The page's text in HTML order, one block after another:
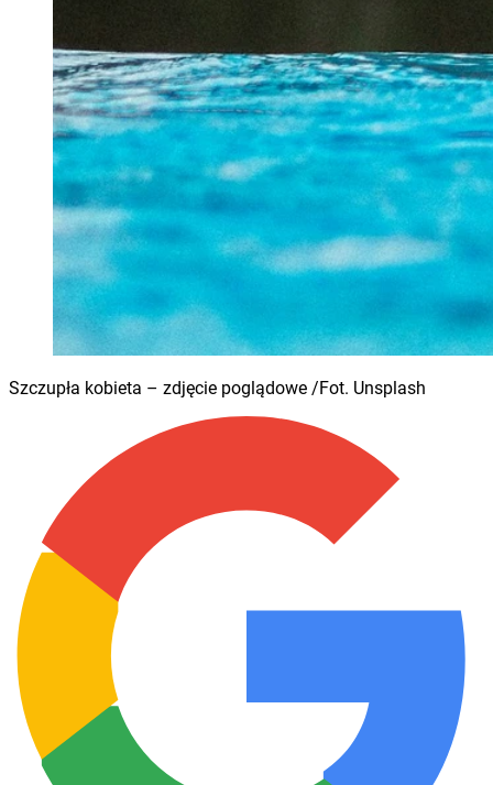
Szczupła kobieta – zdjęcie poglądowe /Fot. Unsplash